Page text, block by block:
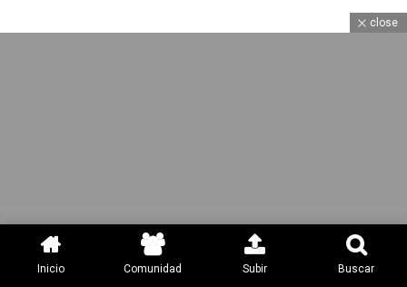
YouTube Twitter
close
Inicio Comunidad Subir Buscar